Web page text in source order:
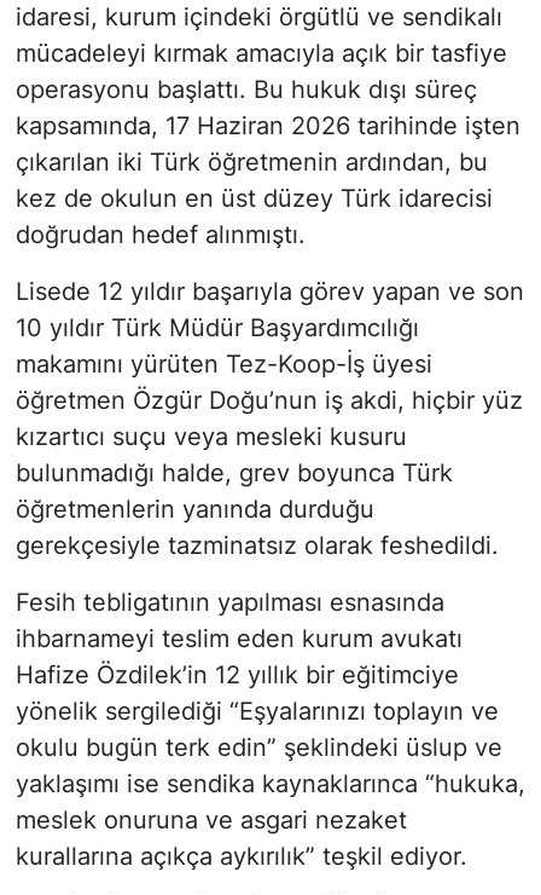
idaresi, kurum içindeki örgütlü ve sendikalı
mücadeleyi kırmak amacıyla açık bir tasfiye
operasyonu başlattı. Bu hukuk dışı süreç
kapsamında, 17 Haziran 2026 tarihinde işten
çıkarılan iki Türk öğretmenin ardından, bu
kez de okulun en üst düzey Türk idarecisi
doğrudan hedef alınmıştı.
Lisede 12 yıldır başarıyla görev yapan ve son
10 yıldır Türk Müdür Başyardımcılığı
makamını yürüten Tez-Koop-İş üyesi
öğretmen Özgür Doğu’nun iş akdi, hiçbir yüz
kızartıcı suçu veya mesleki kusuru
bulunmadığı halde, grev boyunca Türk
öğretmenlerin yanında durduğu
gerekçesiyle tazminatsız olarak feshedildi.
Fesih tebligatının yapılması esnasında
ihbarnameyi teslim eden kurum avukatı
Hafize Özdilek’in 12 yıllık bir eğitimciye
yönelik sergilediği “Eşyalarınızı toplayın ve
okulu bugün terk edin” şeklindeki üslup ve
yaklaşımı ise sendika kaynaklarınca “hukuka,
meslek onuruna ve asgari nezaket
kurallarına açıkça aykırılık” teşkil ediyor.